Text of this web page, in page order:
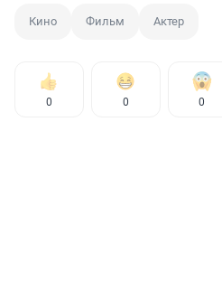
Кино Фильм Актер
0 0 0